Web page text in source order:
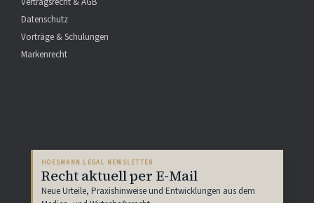
Datenschutz
Vorträge & Schulungen
Markenrecht
HOESMANN.LEGAL NEWSLETTER
Recht aktuell per E-Mail
Neue Urteile, Praxishinweise und Entwicklungen aus dem